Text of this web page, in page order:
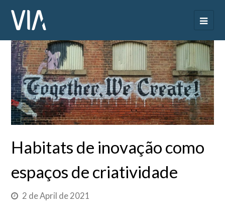
Habitats de inovação como
espaços de criatividade
2 de April de 2021